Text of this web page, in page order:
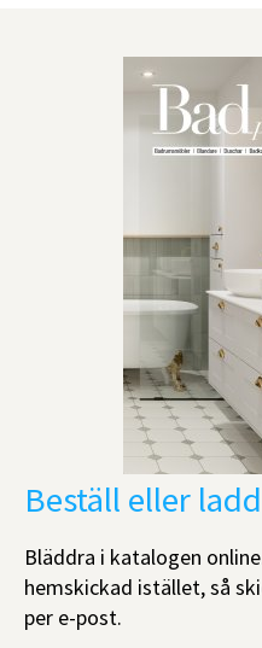
Beställ eller
Bläddra i katalogen
hemskickad istället, så
per e-post.